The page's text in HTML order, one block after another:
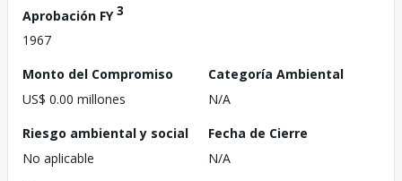
Aprobación FY3
1967
Monto del Compromiso
US$ 0.00 millones
Categoría Ambiental
N/A
Riesgo ambiental y social
No aplicable
Fecha de Cierre
N/A